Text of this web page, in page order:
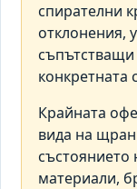
спирателни
отклонения,
конкретната
Крайната
вида на
състоянието
материали,